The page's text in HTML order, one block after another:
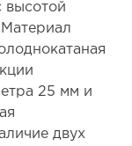
высотой
25 мм и
двух